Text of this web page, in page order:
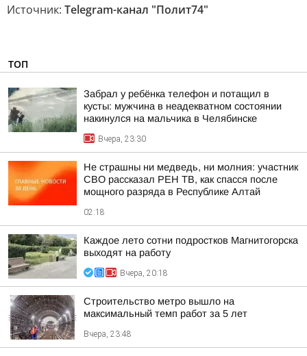
Источник: Telegram-канал "Полит74"
ТОП
Забрал у ребёнка телефон и потащил в
кусты: мужчина в неадекватном состоянии
накинулся на мальчика в Челябинске
Вчера, 23:30
Не страшны ни медведь, ни молния: участник
СВО рассказал РЕН ТВ, как спасся после
мощного разряда в Республике Алтай
02:18
Каждое лето сотни подростков Магнитогорска
выходят на работу
Вчера, 20:18
Строительство метро вышло на
максимальный темп работ за 5 лет
Вчера, 23:48